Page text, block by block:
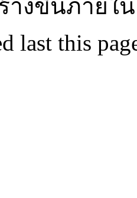
งขึ้นภายใน
last this